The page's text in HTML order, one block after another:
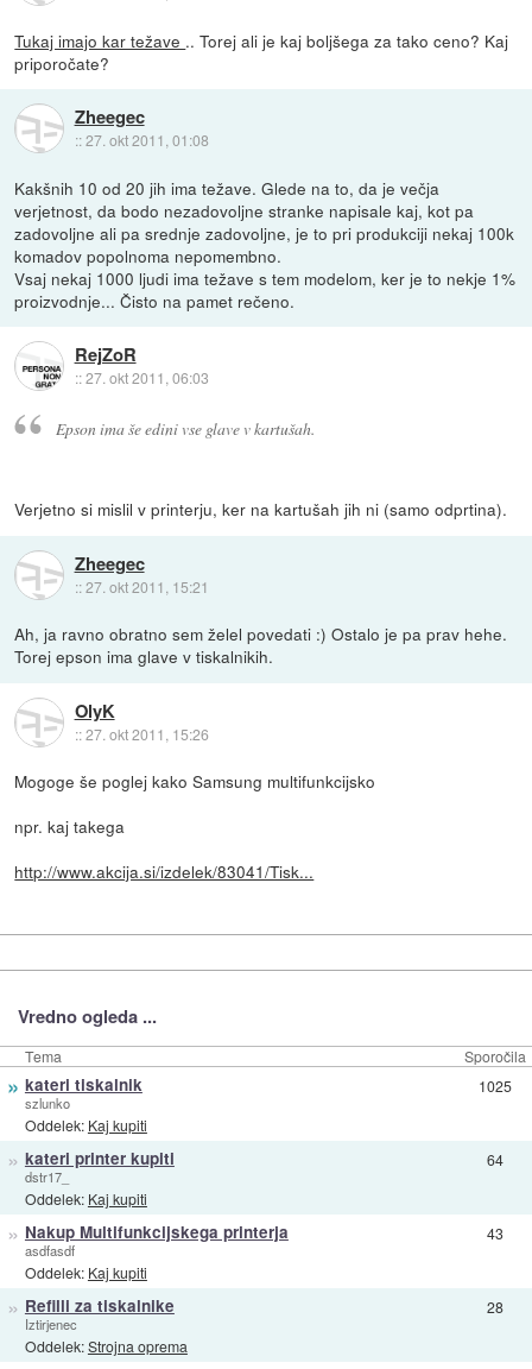
Tukaj imajo kar težave .. Torej ali je kaj boljšega za tako ceno? Kaj
priporočate?
Zheegec
::27. okt 2011, 01:08
Kakšnih 10 od 20 jih ima težave. Glede na to, da je večja
verjetnost, da bodo nezadovoljne stranke napisale kaj, kot pa
zadovoljne ali pa srednje zadovoljne, je to pri produkciji nekaj 100k
komadov popolnoma nepomembno.
Vsaj nekaj 1000 ljudi ima težave s tem modelom, ker je to nekje 1%
proizvodnje... Čisto na pamet rečeno.
RejZoR
::27. okt 2011, 06:03
Epson ima še edini vse glave v kartušah.
Verjetno si mislil v printerju, ker na kartušah jih ni (samo odprtina).
Zheegec
::27. okt 2011, 15:21
Ah, ja ravno obratno sem želel povedati :) Ostalo je pa prav hehe.
Torej epson ima glave v tiskalnikih.
OlyK
::27. okt 2011, 15:26
Mogoge še poglej kako Samsung multifunkcijsko
npr. kaj takega
http://www.akcija.si/izdelek/83041/Tisk...
Vredno ogleda ...
Tema Sporočila
» kateri tiskalnik
szlunko
Oddelek: Kaj kupiti
1025
» kateri printer kupiti
dstr17_
Oddelek: Kaj kupiti
64
» Nakup Multifunkcijskega printerja
asdfasdf
Oddelek: Kaj kupiti
43
» Refilli za tiskalnike
Iztirjenec
Oddelek:Strojna oprema
28